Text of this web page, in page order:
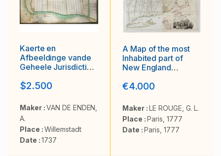
Kaerte en
Afbeeldinge vande
Geheele Jurisdictie
Gelegen in de
Marquisaet van
Bergen op den
Zoom
$2.500
Maker :VAN DE ENDEN,
A.
Place :Willemstadt
Date :1737
A Map of the most
Inhabited part of
New England
Provinces of
and New Hampshire,
with the Colonies of
Connecticut and
Rhode Island.
€4.000
Maker :LE ROUGE, G. L.
Place :Paris, 1777
Date :Paris, 1777